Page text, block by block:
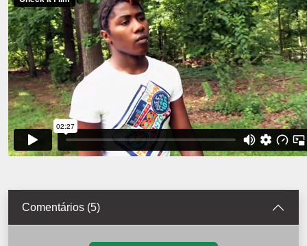
Comentários (5)